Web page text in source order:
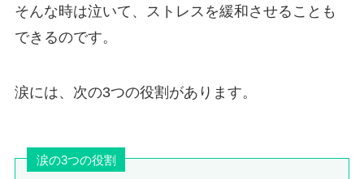
そんな時は泣いて、ストレスを緩和させることも
できるのです。
涙には、次の3つの役割があります。
涙の3つの役割